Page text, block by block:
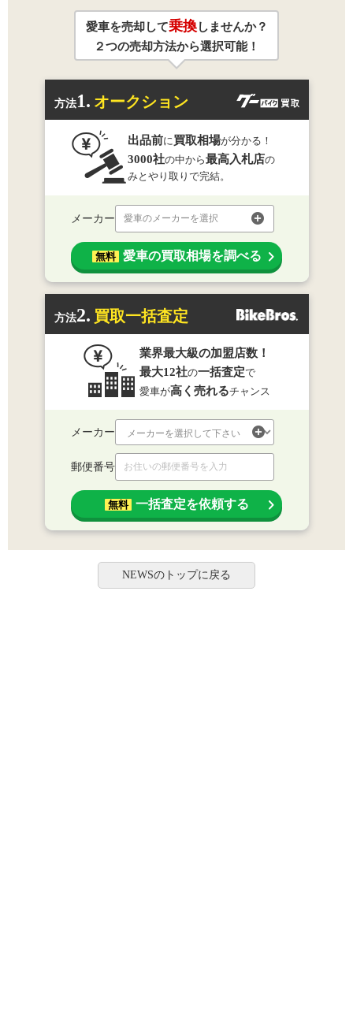
愛車を売却して乗換しませんか？
２つの売却方法から選択可能！
方法1. オークション
出品前に買取相場が分かる！
3000社の中から最高入札店の
みとやり取りで完結。
メーカー 愛車のメーカーを選択
無料 愛車の買取相場を調べる
方法2. 買取一括査定
業界最大級の加盟店数！
最大12社の一括査定で
愛車が高く売れるチャンス
メーカー
郵便番号
無料 一括査定を依頼する
NEWSのトップに戻る